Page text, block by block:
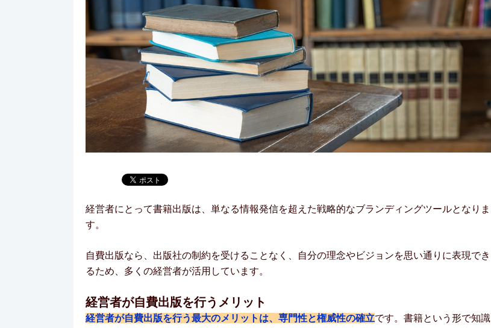
経営者にとって書籍出版は、単なる情報発信を超えた戦略的なブランディングツールとなりま
す。
自費出版なら、出版社の制約を受けることなく、自分の理念やビジョンを思い通りに表現でき
るため、多くの経営者が活用しています。
経営者が自費出版を行うメリット
経営者が自費出版を行う最大のメリットは、専門性と権威性の確立です。書籍という形で知識